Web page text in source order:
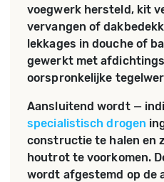
voegwerk hersteld, kit
vervangen of
lekkages in douche of
gewerkt met
oorspronkelijke
Aansluitend wordt —
specialistisch drogen
constructie te halen en
houtrot te voorkomen.
wordt afgestemd op de